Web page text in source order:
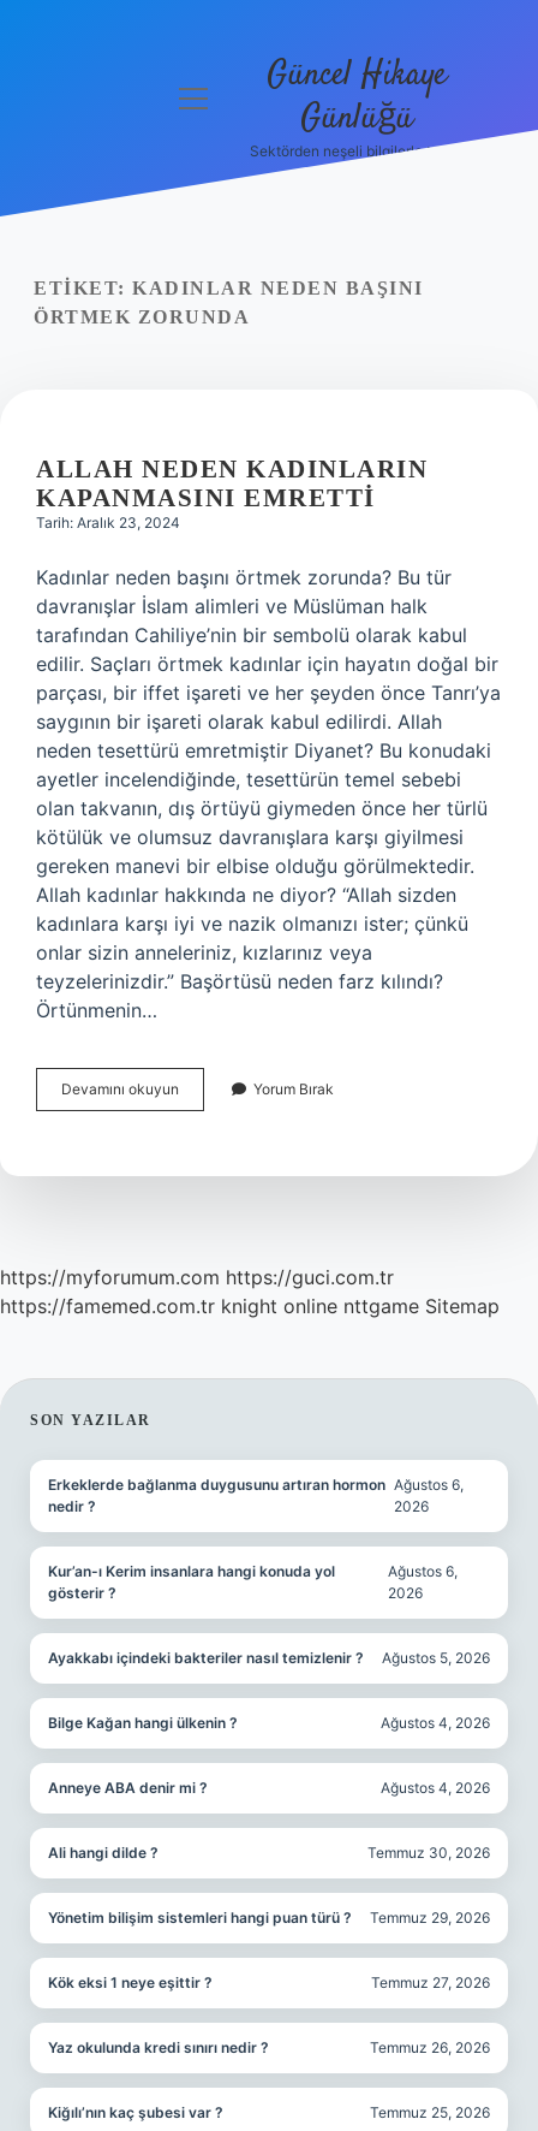
Yasal Uyarı
menüyü
Güncel Hikaye
Günlüğü
Sektörden neşeli bilgilerle tanış!
ETIKET: KADINLAR NEDEN BAŞINI
ÖRTMEK ZORUNDA
ALLAH NEDEN KADINLARIN
KAPANMASINI EMRETTI
Tarih: Aralık 23, 2024
Kadınlar neden başını örtmek zorunda? Bu tür
davranışlar İslam alimleri ve Müslüman halk
tarafından Cahiliye’nin bir sembolü olarak kabul
edilir. Saçları örtmek kadınlar için hayatın doğal bir
parçası, bir iffet işareti ve her şeyden önce Tanrı’ya
saygının bir işareti olarak kabul edilirdi. Allah
neden tesettürü emretmiştir Diyanet? Bu konudaki
ayetler incelendiğinde, tesettürün temel sebebi
olan takvanın, dış örtüyü giymeden önce her türlü
kötülük ve olumsuz davranışlara karşı giyilmesi
gereken manevi bir elbise olduğu görülmektedir.
Allah kadınlar hakkında ne diyor? “Allah sizden
kadınlara karşı iyi ve nazik olmanızı ister; çünkü
onlar sizin anneleriniz, kızlarınız veya
teyzelerinizdir.” Başörtüsü neden farz kılındı?
Örtünmenin…
Devamını okuyun
Neden
Emretti
Yorum Bırak
https://myforumum.com https://guci.com.tr
https://famemed.com.tr knight online nttgame Sitemap
SIDEBAR
SON YAZILAR
Erkeklerde bağlanma duygusunu artıran hormon
nedir ?
Ağustos 6,
2026
Kur’an-ı Kerim insanlara hangi konuda yol
gösterir ?
Ağustos 6,
2026
Ayakkabı içindeki bakteriler nasıl temizlenir ? Ağustos 5, 2026
Bilge Kağan hangi ülkenin ? Ağustos 4, 2026
Anneye ABA denir mi ? Ağustos 4, 2026
Ali hangi dilde ? Temmuz 30, 2026
Yönetim bilişim sistemleri hangi puan türü ? Temmuz 29, 2026
Kök eksi 1 neye eşittir ? Temmuz 27, 2026
Yaz okulunda kredi sınırı nedir ? Temmuz 26, 2026
Kiğılı’nın kaç şubesi var ? Temmuz 25, 2026